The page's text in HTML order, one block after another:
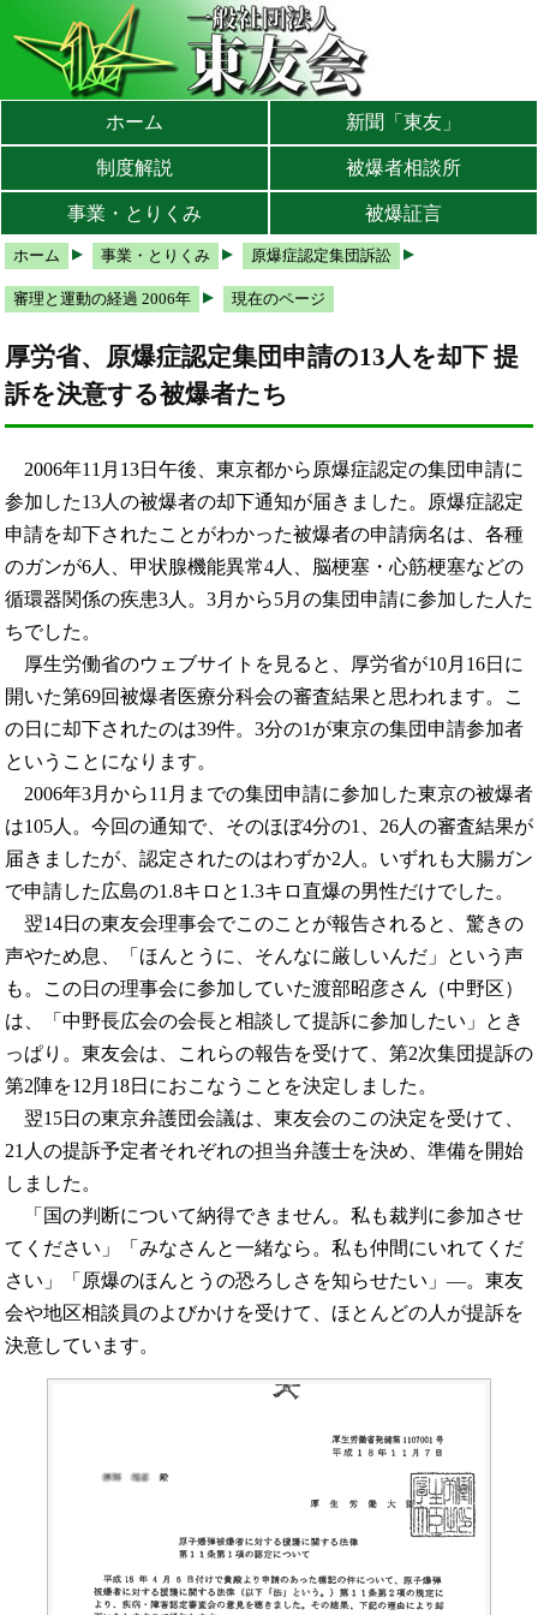
メインメニューへ
サブメニューへ
現在地ナビ（パンくずリスト）へ
ホーム 新聞「東友」
制度解説 被爆者相談所
事業・とりくみ 被爆証言
ホーム 事業・とりくみ 原爆症認定集団訴訟
審理と運動の経過 2006年 現在のページ
厚労省、原爆症認定集団申請の13人を却下 提
訴を決意する被爆者たち
2006年11月13日午後、東京都から原爆症認定の集団申請に
参加した13人の被爆者の却下通知が届きました。原爆症認定
申請を却下されたことがわかった被爆者の申請病名は、各種
のガンが6人、甲状腺機能異常4人、脳梗塞・心筋梗塞などの
循環器関係の疾患3人。3月から5月の集団申請に参加した人た
ちでした。
厚生労働省のウェブサイトを見ると、厚労省が10月16日に
開いた第69回被爆者医療分科会の審査結果と思われます。こ
の日に却下されたのは39件。3分の1が東京の集団申請参加者
ということになります。
2006年3月から11月までの集団申請に参加した東京の被爆者
は105人。今回の通知で、そのほぼ4分の1、26人の審査結果が
届きましたが、認定されたのはわずか2人。いずれも大腸ガン
で申請した広島の1.8キロと1.3キロ直爆の男性だけでした。
翌14日の東友会理事会でこのことが報告されると、驚きの
声やため息、「ほんとうに、そんなに厳しいんだ」という声
も。この日の理事会に参加していた渡部昭彦さん（中野区）
は、「中野長広会の会長と相談して提訴に参加したい」とき
っぱり。東友会は、これらの報告を受けて、第2次集団提訴の
第2陣を12月18日におこなうことを決定しました。
翌15日の東京弁護団会議は、東友会のこの決定を受けて、
21人の提訴予定者それぞれの担当弁護士を決め、準備を開始
しました。
「国の判断について納得できません。私も裁判に参加させ
てください」「みなさんと一緒なら。私も仲間にいれてくだ
さい」「原爆のほんとうの恐ろしさを知らせたい」―。東友
会や地区相談員のよびかけを受けて、ほとんどの人が提訴を
決意しています。